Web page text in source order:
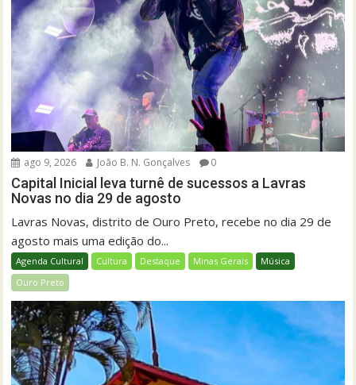
ago 9, 2026 João B. N. Gonçalves 0
Capital Inicial leva turnê de sucessos a Lavras
Novas no dia 29 de agosto
Lavras Novas, distrito de Ouro Preto, recebe no dia 29 de
agosto mais uma edição do...
Agenda Cultural Cultura Destaque Minas Gerais
Música
Ouro Preto